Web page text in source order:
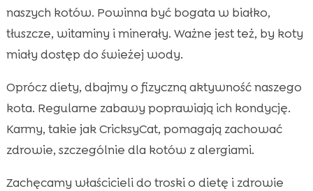
naszych kotów. Powinna być bogata w białko,
tłuszcze, witaminy i minerały. Ważne jest też, by koty
miały dostęp do świeżej wody.
Oprócz diety, dbajmy o fizyczną aktywność naszego
kota. Regularne zabawy poprawiają ich kondycję.
Karmy, takie jak CricksyCat, pomagają zachować
zdrowie, szczególnie dla kotów z alergiami.
Zachęcamy właścicieli do troski o dietę i zdrowie